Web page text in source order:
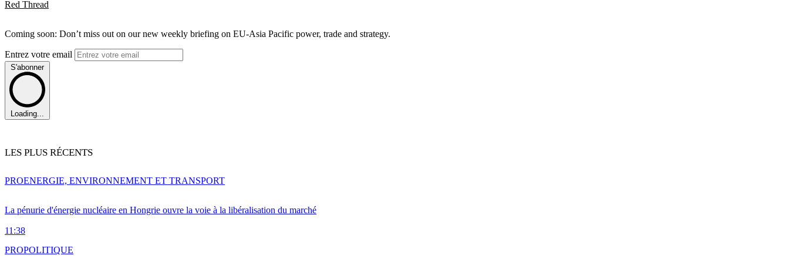
Red Thread
Coming soon: Don’t miss out on our new weekly briefing on EU-Asia Pacific power, trade and strategy.
Entrez votre email
S'abonner
Loading...
LES PLUS RÉCENTS
La pénurie d'énergie nucléaire en Hongrie ouvre la voie à la libéralisation du marché
11:38
PROENERGIE, ENVIRONNEMENT ET TRANSPORT
PROPOLITIQUE